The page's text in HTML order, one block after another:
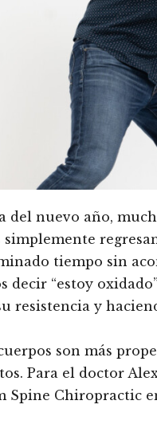
del nuevo año,
tiempo sin
decir “estoy
resistencia y
son más
Para el doctor
Chiropractic